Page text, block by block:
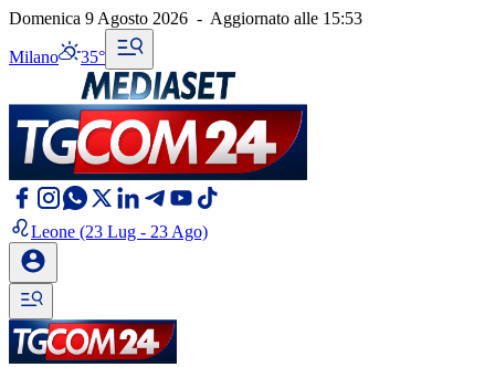
Domenica 9 Agosto 2026 - Aggiornato alle 15:53
Milano 35°
Leone (23 Lug - 23 Ago)